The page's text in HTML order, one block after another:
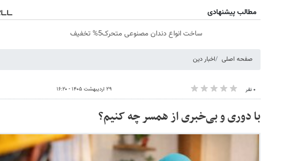
مطالب پیشنهادی
ساخت انواع دندان مصنوعی متحرک5% تخفیف
صفحه اصلی اخبار دین
۰ نفر ۲۹ اردیبهشت ۱۴۰۵ - ۱۶:۲۰
با دوری و بی‌خبری از همسر چه کنیم؟